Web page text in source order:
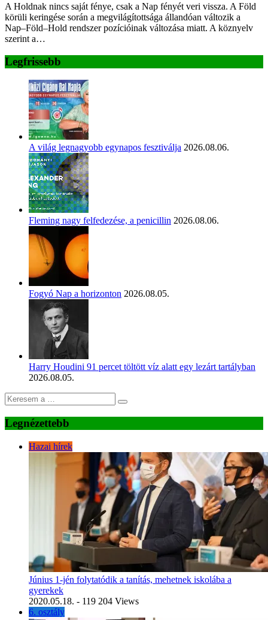
A Holdnak nincs saját fénye, csak a Nap fényét veri vissza. A Föld
körüli keringése során a megvilágítottsága állandóan változik a
Nap–Föld–Hold rendszer pozícióinak változása miatt. A köznyelv
szerint a…
Legfrissebb
A világ legnagyobb egynapos fesztiválja 2026.08.06.
Fleming nagy felfedezése, a penicillin 2026.08.06.
Fogyó Nap a horizonton 2026.08.05.
Harry Houdini 91 percet töltött víz alatt egy lezárt tartályban
2026.08.05.
Legnézettebb
Hazai hírek
Június 1-jén folytatódik a tanítás, mehetnek iskolába a
gyerekek
2020.05.18. - 119 204 Views
6. osztály